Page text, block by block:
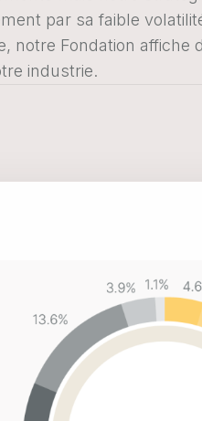
par sa faible
notre Fondation
industrie.